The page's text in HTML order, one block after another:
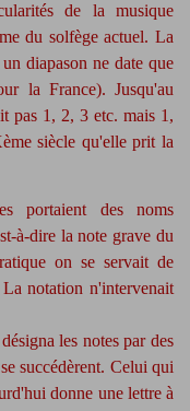
de la musique
du solfège actuel. La
diapason ne date que
la France). Jusqu'au
pas 1, 2, 3 etc. mais 1,
siècle qu'elle prit la
portaient des noms
à-dire la note grave du
on se servait de
notation n'intervenait
les notes par des
succédèrent. Celui qui
donne une lettre à